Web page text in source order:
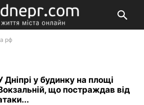
рф
Дніпрі у будинку на площі
що постраждав від